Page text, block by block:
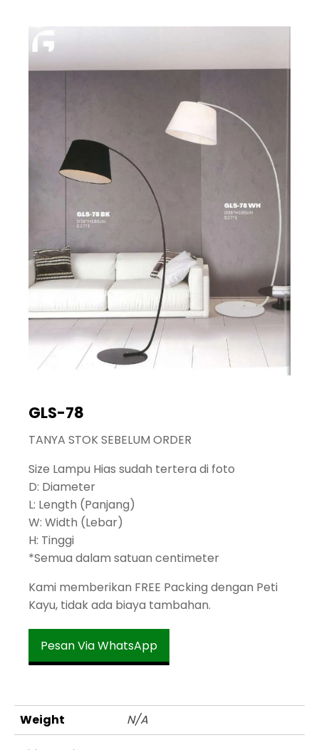
GLS-78
TANYA STOK SEBELUM ORDER
Size Lampu Hias sudah tertera di foto
D: Diameter
L: Length (Panjang)
W: Width (Lebar)
H: Tinggi
*Semua dalam satuan centimeter
Kami memberikan FREE Packing dengan Peti
Kayu, tidak ada biaya tambahan.
Pesan Via WhatsApp
Weight N/A